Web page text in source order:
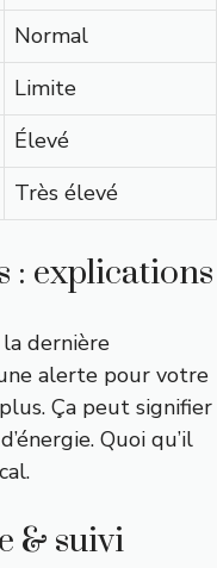
Normal
Limite
Élevé
Très élevé
: explications
dernière
alerte pour votre
Ça peut signifier
Quoi qu’il
& suivi